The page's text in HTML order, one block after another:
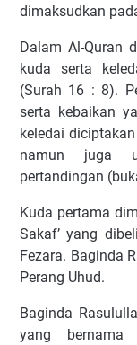
dimaksudkan
Dalam Al-Quran
kuda serta
(Surah 16 : 8).
serta kebaikan
keledai
namun juga
pertandingan
Kuda pertama
Sakaf’ yang
Fezara. Baginda
Perang Uhud.
Baginda
yang bernama